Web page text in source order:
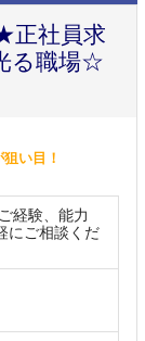
正社員求
る職場☆
い目！
経験、能力
にご相談くだ